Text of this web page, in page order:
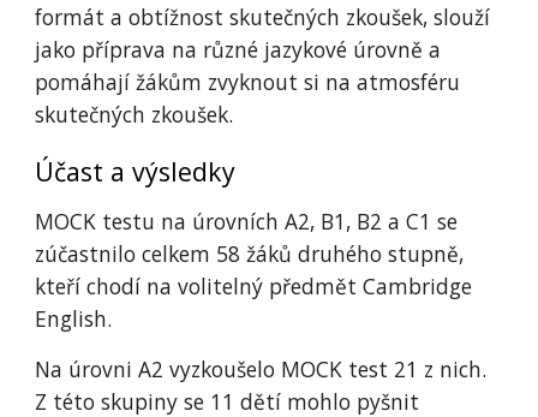
formát a obtížnost skutečných zkoušek, slouží
jako příprava na různé jazykové úrovně a
pomáhají žákům zvyknout si na atmosféru
skutečných zkoušek.
Účast a výsledky
MOCK testu na úrovních A2, B1, B2 a C1 se
zúčastnilo celkem 58 žáků druhého stupně,
kteří chodí na volitelný předmět Cambridge
English.
Na úrovni A2 vyzkoušelo MOCK test 21 z nich.
Z této skupiny se 11 dětí mohlo pyšnit